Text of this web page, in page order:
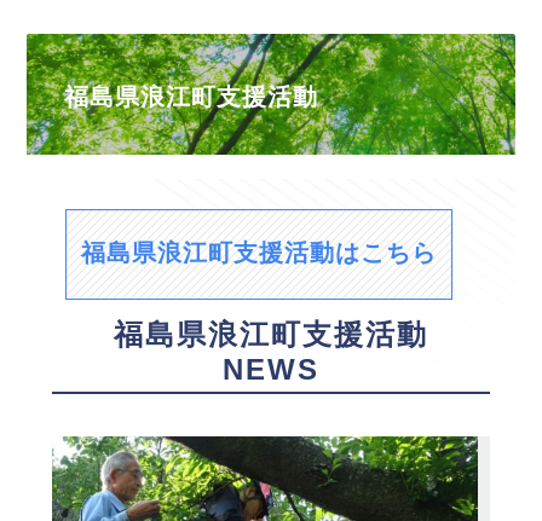
福島県浪江町支援活動
福島県浪江町支援活動はこちら
福島県浪江町支援活動
NEWS